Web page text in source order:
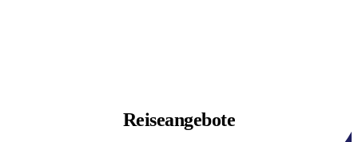
Reiseangebote